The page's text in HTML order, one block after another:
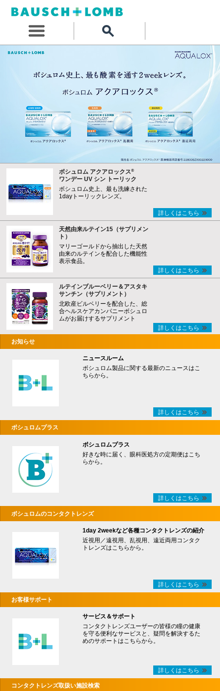
ボシュロム アクアロックス®
ワンデー UV シン トーリック
ボシュロム史上、最も洗練された
1dayトーリックレンズ。
詳しくはこちら
天然由来ルテイン15（サプリメン
ト）
マリーゴールドから抽出した天然
由来のルテインを配合した機能性
表示食品。
詳しくはこちら
ルテインブルーベリー＆アスタキ
サンチン（サプリメント）
北欧産ビルベリーを配合した、総
合ヘルスケアカンパニーボシュロ
ムがお届けするサプリメント
詳しくはこちら
お知らせ
ニュースルーム
ボシュロム製品に関する最新のニュースはこ
ちらから。
詳しくはこちら
ボシュロムプラス
ボシュロムプラス
好きな時に届く、眼科医処方の定期便はこち
らから。
詳しくはこちら
ボシュロムのコンタクトレンズ
1day 2weekなど各種コンタクトレンズの紹介
近視用／遠視用、乱視用、遠近両用コンタク
トレンズはこちらから。
詳しくはこちら
お客様サポート
サービス＆サポート
コンタクトレンズユーザーの皆様の瞳の健康
を守る便利なサービスと、疑問を解決するた
めのサポートはこちらから。
詳しくはこちら
コンタクトレンズ取扱い施設検索